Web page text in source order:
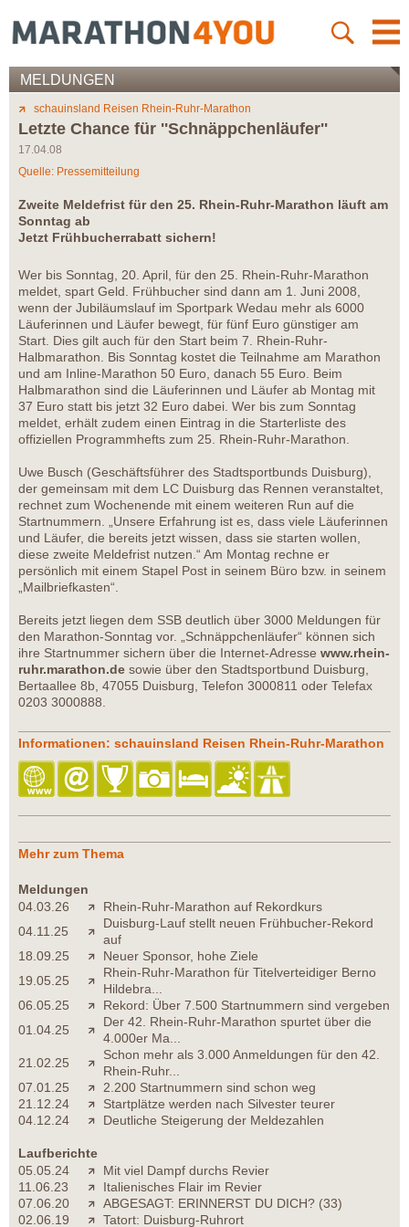
MELDUNGEN
schauinsland Reisen Rhein-Ruhr-Marathon
Letzte Chance für ''Schnäppchenläufer''
17.04.08
Quelle: Pressemitteilung
Zweite Meldefrist für den 25. Rhein-Ruhr-Marathon läuft am
Sonntag ab
Jetzt Frühbucherrabatt sichern!
Wer bis Sonntag, 20. April, für den 25. Rhein-Ruhr-Marathon
meldet, spart Geld. Frühbucher sind dann am 1. Juni 2008,
wenn der Jubiläumslauf im Sportpark Wedau mehr als 6000
Läuferinnen und Läufer bewegt, für fünf Euro günstiger am
Start. Dies gilt auch für den Start beim 7. Rhein-Ruhr-
Halbmarathon. Bis Sonntag kostet die Teilnahme am Marathon
und am Inline-Marathon 50 Euro, danach 55 Euro. Beim
Halbmarathon sind die Läuferinnen und Läufer ab Montag mit
37 Euro statt bis jetzt 32 Euro dabei. Wer bis zum Sonntag
meldet, erhält zudem einen Eintrag in die Starterliste des
offiziellen Programmhefts zum 25. Rhein-Ruhr-Marathon.
Uwe Busch (Geschäftsführer des Stadtsportbunds Duisburg),
der gemeinsam mit dem LC Duisburg das Rennen veranstaltet,
rechnet zum Wochenende mit einem weiteren Run auf die
Startnummern. „Unsere Erfahrung ist es, dass viele Läuferinnen
und Läufer, die bereits jetzt wissen, dass sie starten wollen,
diese zweite Meldefrist nutzen.“ Am Montag rechne er
persönlich mit einem Stapel Post in seinem Büro bzw. in seinem
„Mailbriefkasten“.
Bereits jetzt liegen dem SSB deutlich über 3000 Meldungen für
den Marathon-Sonntag vor. „Schnäppchenläufer“ können sich
ihre Startnummer sichern über die Internet-Adresse www.rhein-
ruhr.marathon.de sowie über den Stadtsportbund Duisburg,
Bertaallee 8b, 47055 Duisburg, Telefon 3000811 oder Telefax
0203 3000888.
Informationen: schauinsland Reisen Rhein-Ruhr-Marathon
Mehr zum Thema
Meldungen
04.03.26
Rhein-Ruhr-Marathon auf Rekordkurs
04.11.25
Duisburg-Lauf stellt neuen Frühbucher-Rekord
auf
18.09.25
Neuer Sponsor, hohe Ziele
19.05.25
Rhein-Ruhr-Marathon für Titelverteidiger Berno
Hildebra...
06.05.25
Rekord: Über 7.500 Startnummern sind vergeben
01.04.25
Der 42. Rhein-Ruhr-Marathon spurtet über die
4.000er Ma...
21.02.25
Schon mehr als 3.000 Anmeldungen für den 42.
Rhein-Ruhr...
07.01.25
2.200 Startnummern sind schon weg
21.12.24
Startplätze werden nach Silvester teurer
04.12.24
Deutliche Steigerung der Meldezahlen
Laufberichte
05.05.24
Mit viel Dampf durchs Revier
11.06.23
Italienisches Flair im Revier
07.06.20
ABGESAGT: ERINNERST DU DICH? (33)
02.06.19
Tatort: Duisburg-Ruhrort